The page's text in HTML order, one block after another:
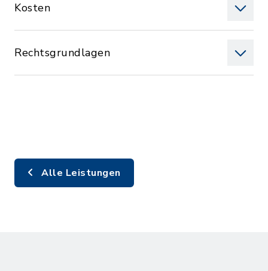
Kosten
Rechtsgrundlagen
Alle Leistungen